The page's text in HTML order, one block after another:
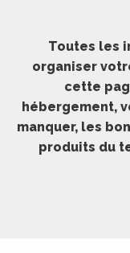
Toutes les
organiser
cette
hébergement,
manquer, les
produits du